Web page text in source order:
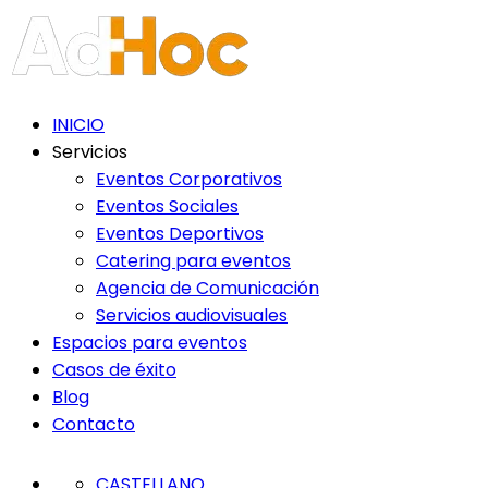
Nota:
este
sitio
incluye
sistema
accesibilidad.
Presione
Control-
para
ajustar
sitio
INICIO
Servicios
Eventos Corporativos
Eventos Sociales
Eventos Deportivos
Catering para eventos
Agencia de Comunicación
Servicios audiovisuales
Espacios para eventos
Casos de éxito
Blog
Contacto